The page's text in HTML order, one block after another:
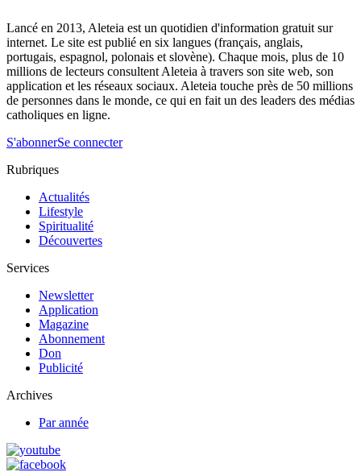
Lancé en 2013, Aleteia est un quotidien d'information gratuit sur
internet. Le site est publié en six langues (français, anglais,
portugais, espagnol, polonais et slovène). Chaque mois, plus de 10
millions de lecteurs consultent Aleteia à travers son site web, son
application et les réseaux sociaux. Aleteia touche près de 50 millions
de personnes dans le monde, ce qui en fait un des leaders des médias
catholiques en ligne.
S'abonnerSe connecter
Rubriques
Actualités
Lifestyle
Spiritualité
Découvertes
Services
Newsletter
Application
Magazine
Abonnement
Don
Publicité
Archives
Par année